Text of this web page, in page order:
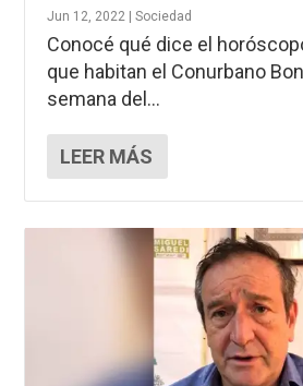
Jun 12, 2022 |Sociedad
Conocé qué dice el
que habitan el Conurbano
semana del...
LEER MÁS